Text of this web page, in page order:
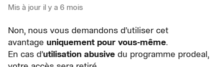
Mis à jour il y a 6 mois
Non, nous vous demandons d’utiliser cet
avantage uniquement pour vous-même.
En cas d’utilisation abusive du programme prodeal,